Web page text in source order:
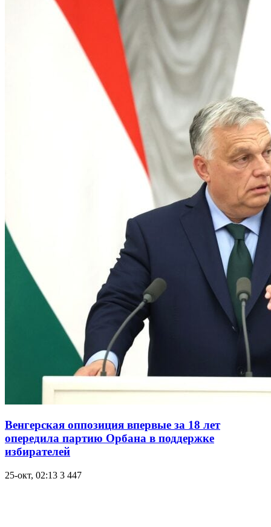
Венгерская оппозиция впервые за 18 лет
опередила партию Орбана в поддержке
избирателей
25-окт, 02:13 3 447